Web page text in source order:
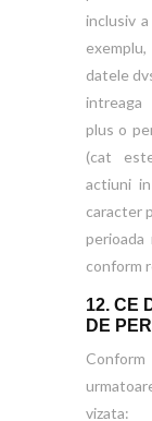
inclusiv
datele
intreaga
plus o
(cat
actiuni
caracter
perioada
conform
12. CE
DE
vizata: